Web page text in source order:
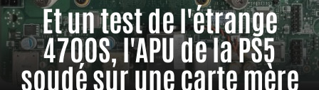
Et un test de l'étrange
4700S, l'APU de la PS5
soudé sur une carte mère